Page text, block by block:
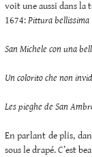
voit une aussi dans la
1674:Pittura bellissima
San Michele con una
Un colorito che non
Les pieghe de San
En parlant de plis,
sous le drapé. C’est